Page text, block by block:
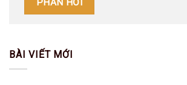
BÀI VIẾT MỚI